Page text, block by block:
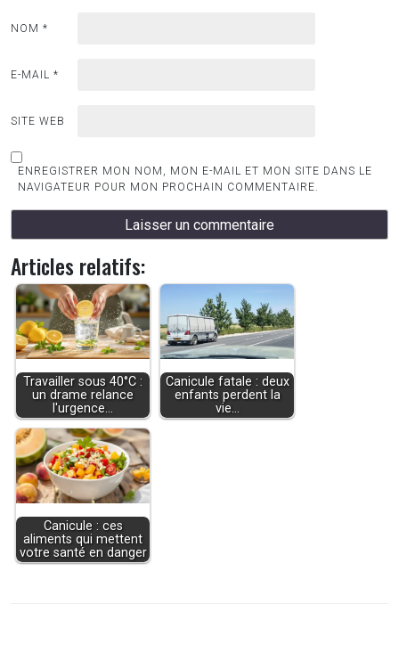
NOM *
E-MAIL *
SITE WEB
ENREGISTRER MON NOM, MON E-MAIL ET MON SITE DANS LE
NAVIGATEUR POUR MON PROCHAIN COMMENTAIRE.
Articles relatifs:
Travailler sous 40°C :
un drame relance
l'urgence…
Canicule fatale : deux
enfants perdent la
vie…
Canicule : ces
aliments qui mettent
votre santé en danger